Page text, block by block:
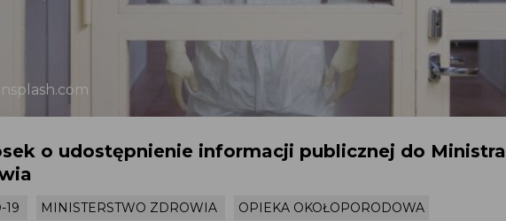
o udostępnienie informacji publicznej do Ministra
19 MINISTERSTWO ZDROWIA OPIEKA OKOŁOPORODOWA